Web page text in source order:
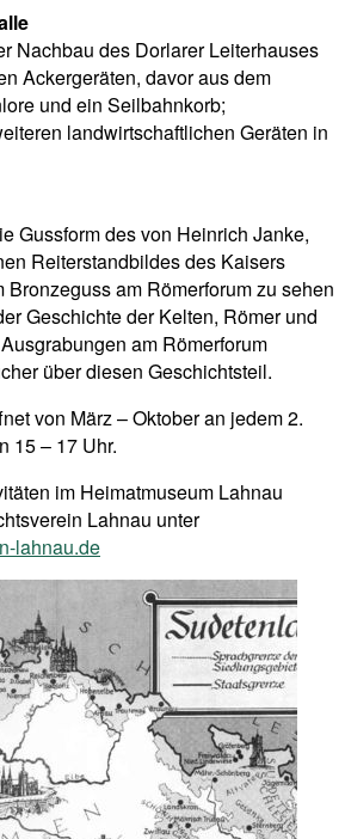
Nachbau des Dorlarer Leiterhauses
Ackergeräten, davor aus dem
und ein Seilbahnkorb;
landwirtschaftlichen Geräten in
Gussform des von Heinrich Janke,
Reiterstandbildes des Kaisers
am Römerforum zu sehen
Geschichte der Kelten, Römer und
am Römerforum
über diesen Geschichtsteil.
von März – Oktober an jedem 2.
15 – 17 Uhr.
im Heimatmuseum Lahnau
Lahnau unter
lahnau.de